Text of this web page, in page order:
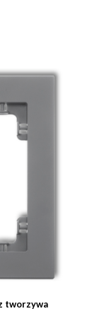
tworzywa